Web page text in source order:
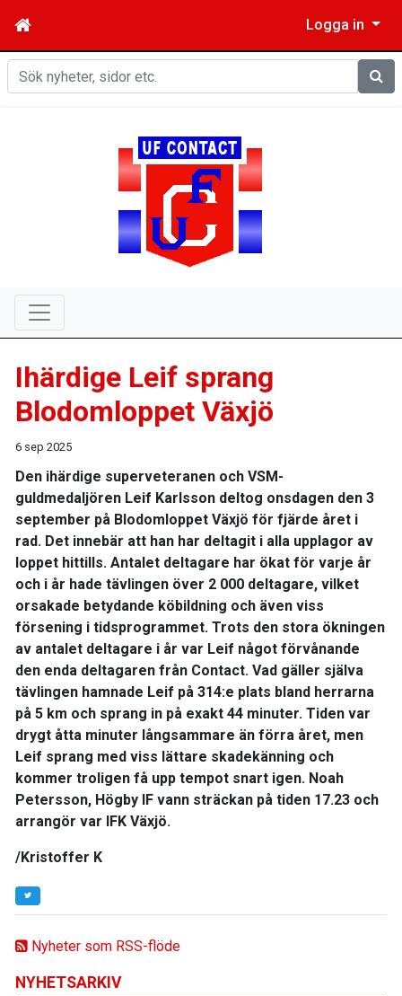
Logga in
Sök
Nyheter som RSS-flöde
NYHETSARKIV
Ihärdige Leif sprang
Blodomloppet Växjö
6 sep 2025
Den ihärdige superveteranen och VSM-
guldmedaljören Leif Karlsson deltog onsdagen den 3
september på Blodomloppet Växjö för fjärde året i
rad. Det innebär att han har deltagit i alla upplagor av
loppet hittills. Antalet deltagare har ökat för varje år
och i år hade tävlingen över 2 000 deltagare, vilket
orsakade betydande köbildning och även viss
försening i tidsprogrammet. Trots den stora ökningen
av antalet deltagare i år var Leif något förvånande
den enda deltagaren från Contact. Vad gäller själva
tävlingen hamnade Leif på 314:e plats bland herrarna
på 5 km och sprang in på exakt 44 minuter. Tiden var
drygt åtta minuter långsammare än förra året, men
Leif sprang med viss lättare skadekänning och
kommer troligen få upp tempot snart igen. Noah
Petersson, Högby IF vann sträckan på tiden 17.23 och
arrangör var IFK Växjö.
/Kristoffer K